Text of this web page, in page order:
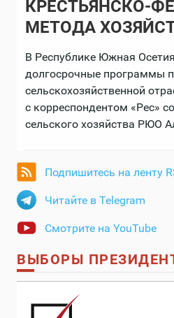
КРЕСТЬЯНСКО-
МЕТОДА
В Республике Южная
долгосрочные программы
сельскохозяйственной
с корреспондентом «Рес»
сельского хозяйства РЮО
Подпишитесь на ленту
Читайте в Telegram
Смотрите на YouTube
ВЫБОРЫ